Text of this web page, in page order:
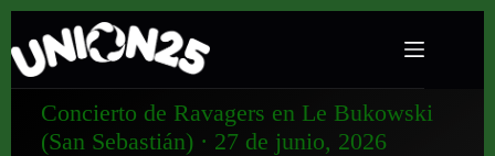
Concierto de Ravagers en Le Bukowski
(San Sebastián) · 27 de junio, 2026